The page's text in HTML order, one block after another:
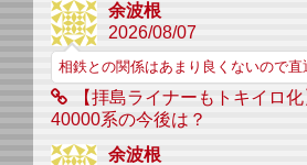
余波根
2026/08/07
相鉄との関係はあまり良くないので
【拝島ライナーもトキイロ
40000系の今後は？
余波根